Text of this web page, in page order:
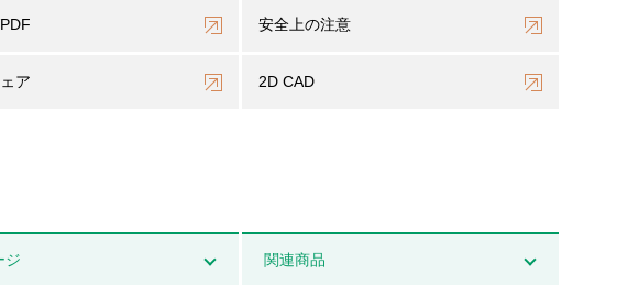
安全上の注意
ア 2D CAD
ジ 関連商品